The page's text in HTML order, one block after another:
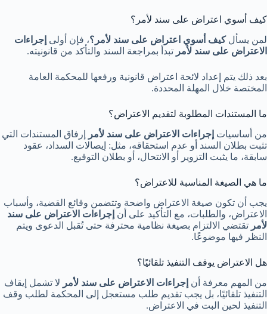
كيف أسوي اعتراض على سند لأمر؟
لمن يسألكيف أسوي اعتراض على سند لأمر؟، فإن أولى إجراءات
الاعتراض على سند لأمر تبدأ بمراجعة السند والتأكد من قانونيته.
بعد ذلك يتم إعداد لائحة اعتراض قانونية ورفعها للمحكمة العامة
المختصة خلال المهلة المحددة.
ما المستندات المطلوبة لتقديم الاعتراض؟
من أساسيات إجراءات الاعتراض على سند لأمر
إرفاق المستندات التي
تثبت بطلان السند أو عدم استحقاقه، مثل: إيصالات السداد، عقود
سابقة، ما يثبت التزوير أو الانتحال، أو بطلان التوقيع.
ما هي الصيغة المناسبة للاعتراض؟
يجب أن تكون صيغة الاعتراض واضحة وتتضمن وقائع القضية، وأسباب
الاعتراض، والطلبات، مع التأكيد على أن إجراءات الاعتراض على سند
لأمر تقتضي الالتزام بصيغة نظامية محترفة حتى تُقبل الدعوى ويتم
النظر فيها موضوعًا.
هل الاعتراض يوقف التنفيذ تلقائيًا؟
من المهم معرفة أن إجراءات الاعتراض على سند لأمر لا تشمل إيقاف
التنفيذ تلقائيًا، بل يجب تقديم طلب مستعجل إلى المحكمة لطلب وقف
التنفيذ لحين البت في الاعتراض.